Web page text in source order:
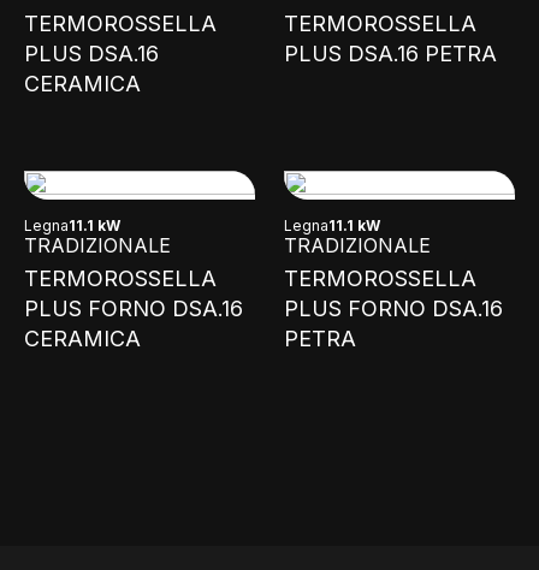
TERMOROSSELLA
PLUS DSA.16
CERAMICA
TERMOROSSELLA
PLUS DSA.16 PETRA
Legna11.1 kW
TRADIZIONALE
TERMOROSSELLA
PLUS FORNO DSA.16
CERAMICA
Legna11.1 kW
TRADIZIONALE
TERMOROSSELLA
PLUS FORNO DSA.16
PETRA